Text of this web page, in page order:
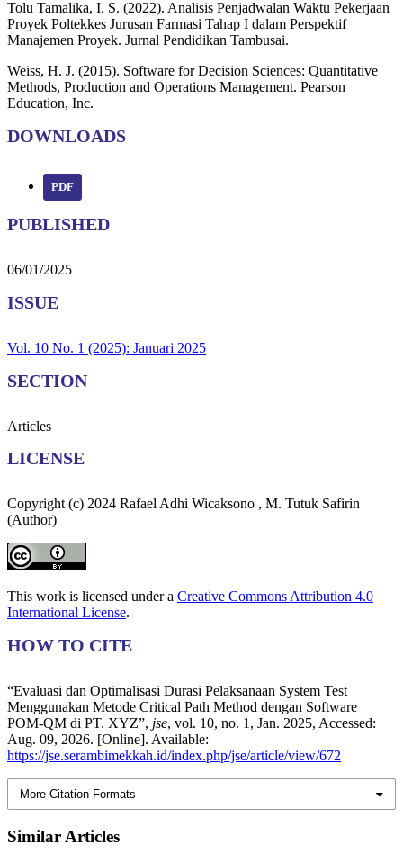
Tolu Tamalika, I. S. (2022). Analisis Penjadwalan Waktu Pekerjaan
Proyek Poltekkes Jurusan Farmasi Tahap I dalam Perspektif
Manajemen Proyek. Jurnal Pendidikan Tambusai.
Weiss, H. J. (2015). Software for Decision Sciences: Quantitative
Methods, Production and Operations Management. Pearson
Education, Inc.
DOWNLOADS
PDF
PUBLISHED
06/01/2025
ISSUE
Vol. 10 No. 1 (2025): Januari 2025
SECTION
Articles
LICENSE
Copyright (c) 2024 Rafael Adhi Wicaksono , M. Tutuk Safirin
(Author)
This work is licensed under a Creative Commons Attribution 4.0
International License.
HOW TO CITE
“Evaluasi dan Optimalisasi Durasi Pelaksanaan System Test
Menggunakan Metode Critical Path Method dengan Software
POM-QM di PT. XYZ”, jse, vol. 10, no. 1, Jan. 2025, Accessed:
Aug. 09, 2026. [Online]. Available:
https://jse.serambimekkah.id/index.php/jse/article/view/672
More Citation Formats
Similar Articles